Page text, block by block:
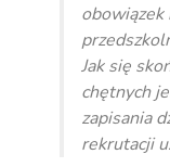
obowiązek
Jak się
chętnych
zapisania
rekrutacji